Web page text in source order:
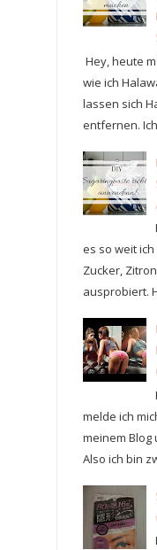
Hey, heute
wie ich
lassen sich
entfernen.
es so weit
Zucker,
ausprobiert.
melde ich
meinem Blog
Also ich bin